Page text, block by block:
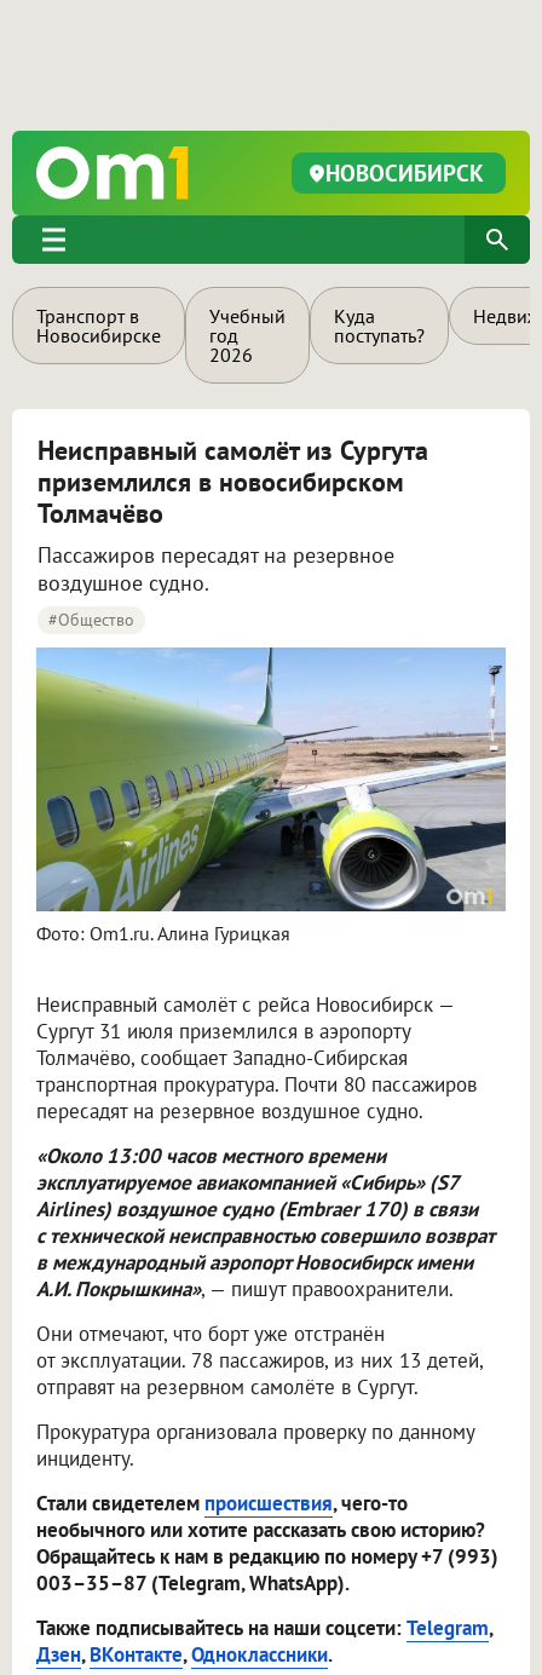
НОВОСИБИРСК
Транспорт в
Новосибирске
Учебный
год
2026
Куда
поступать?
Неисправный самолёт из Сургута
приземлился в новосибирском
Толмачёво
Пассажиров пересадят на резервное
воздушное судно.
#Общество
Фото: Om1.ru. Алина Гурицкая
Неисправный самолёт с рейса Новосибирск —
Сургут 31 июля приземлился в аэропорту
Толмачёво, сообщает Западно-Сибирская
транспортная прокуратура. Почти 80 пассажиров
пересадят на резервное воздушное судно.
«Около 13:00 часов местного времени
эксплуатируемое авиакомпанией «Сибирь» (S7
Airlines) воздушное судно (Embraer 170) в связи
с технической неисправностью совершило возврат
в международный аэропорт Новосибирск имени
А.И. Покрышкина», — пишут правоохранители.
Они отмечают, что борт уже отстранён
от эксплуатации. 78 пассажиров, из них 13 детей,
отправят на резервном самолёте в Сургут.
Прокуратура организовала проверку по данному
инциденту.
Стали свидетелем происшествия, чего-то
необычного или хотите рассказать свою историю?
Обращайтесь к нам в редакцию по номеру +7 (993)
003–35–87 (Telegram, WhatsApp).
Также подписывайтесь на наши соцсети:Telegram,
Дзен,ВКонтакте,Одноклассники.